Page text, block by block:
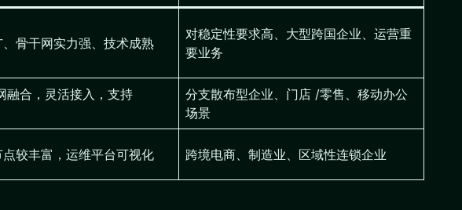
骨干网实力强、技术成熟
对稳定性要求高、大型跨国企业、运营重
要业务
融合，灵活接入，支持
分支散布型企业、门店 /零售、移动办公
场景
较丰富，运维平台可视化 跨境电商、制造业、区域性连锁企业